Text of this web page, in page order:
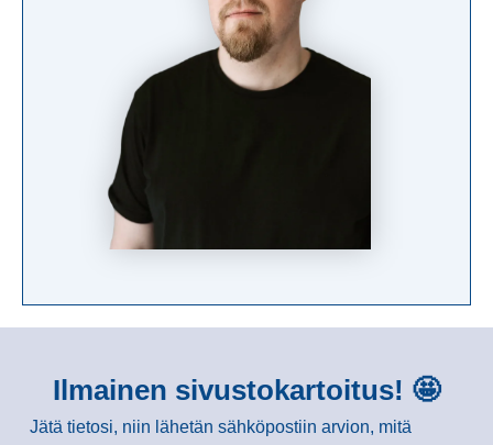
Ilmainen sivustokartoitus! 🤩
Jätä tietosi, niin lähetän sähköpostiin arvion, mitä